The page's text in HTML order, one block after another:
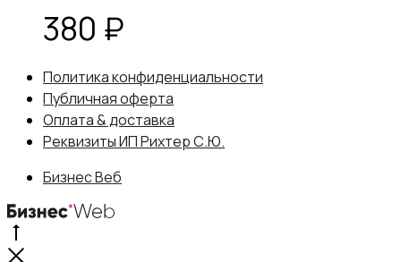
380 ₽
Политика конфиденциальности
Публичная оферта
Оплата & доставка
Реквизиты ИП Рихтер С.Ю.
Бизнес Веб